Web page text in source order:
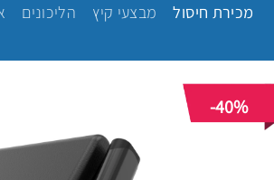
מכירת חיסול מבצעי קיץ הליכונים
-40%